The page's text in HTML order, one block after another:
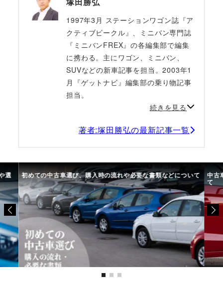
1997年3月 ステーションワゴン誌『ア
クティブビークル』、ミニバン専門誌
『ミニバンFREX』の各編集部で編集
に携わる。主にワゴン、ミニバン、
SUVなどの新車記事を担当。2003年1
月『ゲットナビ』編集部の乗り物記事
担当。
続きを見る
著者:塚田勝弘の最新記事一覧
選 初めての中古車選び、購入時の流れや必要な書類などについて 中古
て